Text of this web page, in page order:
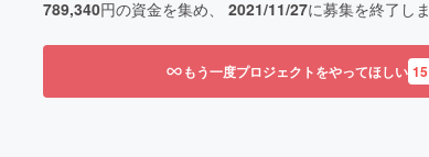
789,340円の資金を集め、 2021/11/27に募集を終了し
もう一度プロジェクトをやってほしい 15